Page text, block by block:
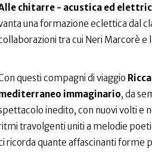
chitarre - acustica ed
una formazione eclettica dal
tra cui Neri Marcorè e
questi compagni di viaggio
immaginario, da
inedito, con nuovi volti e
travolgenti uniti a melodie
ricorda quante affascinanti forme